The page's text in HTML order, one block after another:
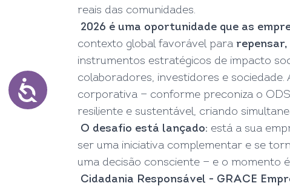
reais das comunidades.
2026 é uma oportunidade que as
contexto global favorável para
instrumentos estratégicos de impacto
colaboradores, investidores e
corporativa — conforme preconiza o
resiliente e sustentável, criando
O desafio está lançado: está a sua
ser uma iniciativa complementar e se
uma decisão consciente — e o momento
Cidadania Responsável - GRACE